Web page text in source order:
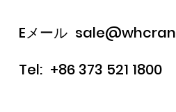
Eメール
Tel: +86 373 521 1800